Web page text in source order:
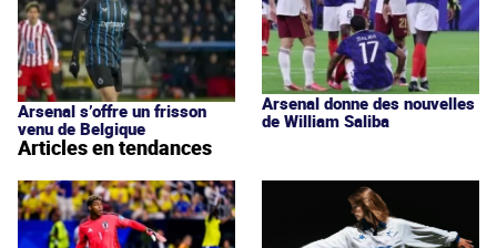
Arsenal s’offre un frisson
venu de Belgique
Arsenal donne des nouvelles
de William Saliba
Articles en tendances